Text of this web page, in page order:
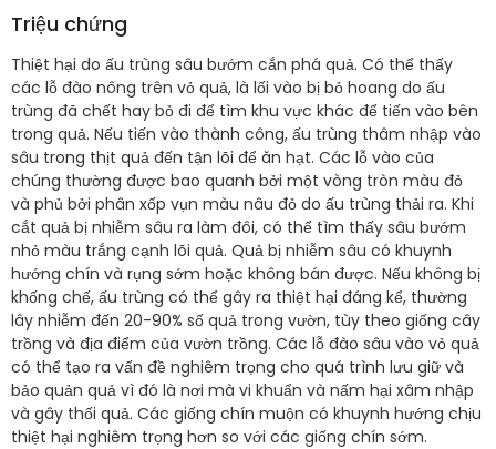
Triệu chứng
Thiệt hại do ấu trùng sâu bướm cắn phá quả. Có thể thấy
các lỗ đào nông trên vỏ quả, là lối vào bị bỏ hoang do ấu
trùng đã chết hay bỏ đi để tìm khu vực khác để tiến vào bên
trong quả. Nếu tiến vào thành công, ấu trùng thâm nhập vào
sâu trong thịt quả đến tận lõi để ăn hạt. Các lỗ vào của
chúng thường được bao quanh bởi một vòng tròn màu đỏ
và phủ bởi phân xốp vụn màu nâu đỏ do ấu trùng thải ra. Khi
cắt quả bị nhiễm sâu ra làm đôi, có thể tìm thấy sâu bướm
nhỏ màu trắng cạnh lõi quả. Quả bị nhiễm sâu có khuynh
hướng chín và rụng sớm hoặc không bán được. Nếu không bị
khống chế, ấu trùng có thể gây ra thiệt hại đáng kể, thường
lây nhiễm đến 20-90% số quả trong vườn, tùy theo giống cây
trồng và địa điểm của vườn trồng. Các lỗ đào sâu vào vỏ quả
có thể tạo ra vấn đề nghiêm trọng cho quá trình lưu giữ và
bảo quản quả vì đó là nơi mà vi khuẩn và nấm hại xâm nhập
và gây thối quả. Các giống chín muộn có khuynh hướng chịu
thiệt hại nghiêm trọng hơn so với các giống chín sớm.